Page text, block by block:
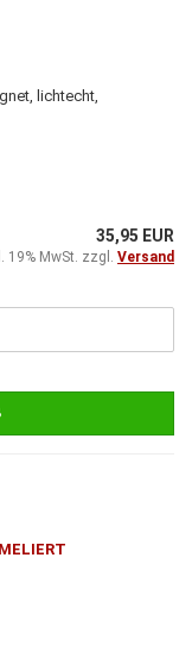
lichtecht,
35,95 EUR
19% MwSt. zzgl. Versand